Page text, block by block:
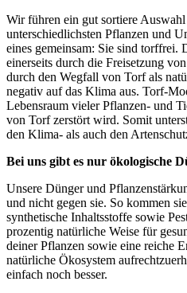
Wir führen ein gut sortiere
unterschiedlichsten Pflanzen und
eines gemeinsam: Sie sind
einerseits durch die Freisetzung
durch den Wegfall von Torf als
negativ auf das Klima aus. Torf-
Lebensraum vieler Pflanzen- und
von Torf zerstört wird. Somit
den Klima- als auch den
Bei uns gibt es nur ökologische
Unsere Dünger und
und nicht gegen sie. So kommen
synthetische Inhaltsstoffe sowie
prozentig natürliche Weise für
deiner Pflanzen sowie eine reiche
natürliche Ökosystem
einfach noch besser.